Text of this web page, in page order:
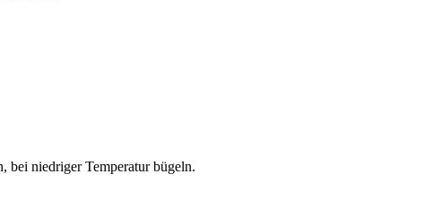
bei niedriger Temperatur bügeln.